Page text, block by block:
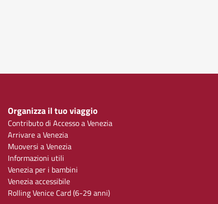
Organizza il tuo viaggio
Contributo di Accesso a Venezia
Arrivare a Venezia
Muoversi a Venezia
Informazioni utili
Venezia per i bambini
Venezia accessibile
Rolling Venice Card (6-29 anni)